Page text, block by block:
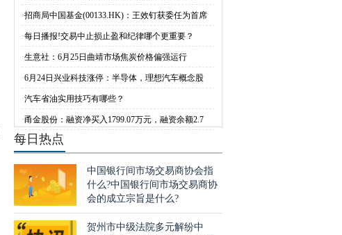
·招商局中国基金(00133.HK)：王效钉获委任为首席
·每日播报!交易中止损止盈和纪律哪个更重要？
·生意社：6月25日曲靖市场焦炭价格偏强运行
·6月24日兴业科技涨停：半导体，理想汽车概念股
·汽车省油实用技巧有哪些？
·甬金股份：融资净买入1799.07万元，融资余额2.7
每日热点
中国银行间市场交易商协会指
什么?中国银行间市场交易商协
会的成立宗旨是什么?
贺州市中级法院多元解纷中